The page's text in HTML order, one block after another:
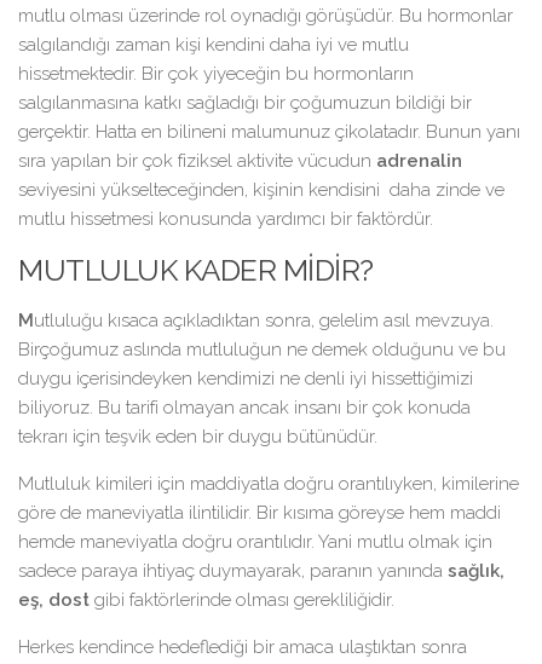
mutlu olması üzerinde rol oynadığı görüşüdür. Bu hormonlar
salgılandığı zaman kişi kendini daha iyi ve mutlu
hissetmektedir. Bir çok yiyeceğin bu hormonların
salgılanmasına katkı sağladığı bir çoğumuzun bildiği bir
gerçektir. Hatta en bilineni malumunuz çikolatadır. Bunun yanı
sıra yapılan bir çok fiziksel aktivite vücudun adrenalin
seviyesini yükselteceğinden, kişinin kendisini daha zinde ve
mutlu hissetmesi konusunda yardımcı bir faktördür.
MUTLULUK KADER MİDİR?
Mutluluğu kısaca açıkladıktan sonra, gelelim asıl mevzuya.
Birçoğumuz aslında mutluluğun ne demek olduğunu ve bu
duygu içerisindeyken kendimizi ne denli iyi hissettiğimizi
biliyoruz. Bu tarifi olmayan ancak insanı bir çok konuda
tekrarı için teşvik eden bir duygu bütünüdür.
Mutluluk kimileri için maddiyatla doğru orantılıyken, kimilerine
göre de maneviyatla ilintilidir. Bir kısıma göreyse hem maddi
hemde maneviyatla doğru orantılıdır. Yani mutlu olmak için
sadece paraya ihtiyaç duymayarak, paranın yanında sağlık,
eş, dost gibi faktörlerinde olması gerekliliğidir.
Herkes kendince hedeflediği bir amaca ulaştıktan sonra